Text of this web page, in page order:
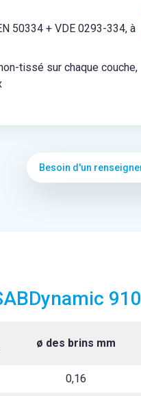
50334 + VDE 0293-334, à
tissé sur chaque couche,
Besoin d'un
ø des brins mm
0,16